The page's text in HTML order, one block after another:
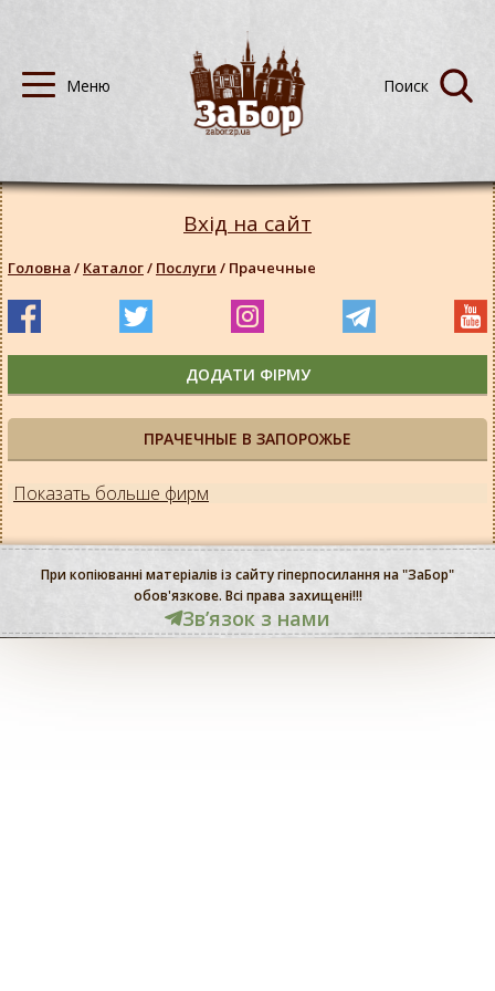
ПРАЧЕЧНЫЕ В ЗАПОРОЖЬЕ
Показать больше фирм
Вхід на сайт
Головна / Каталог/ Послуги / Прачечные
ДОДАТИ ФІРМУ
При копіюванні матеріалів із сайту гіперпосилання на "ЗаБор"
обов'язкове. Всі права захищені!!!
Звʼязок з нами